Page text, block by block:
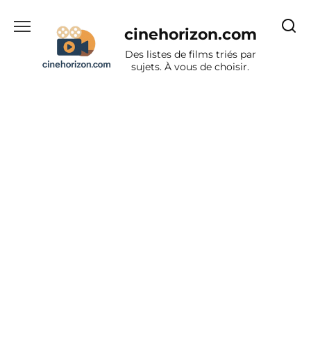
cinehorizon.com
Des listes de films triés par
sujets. À vous de choisir.